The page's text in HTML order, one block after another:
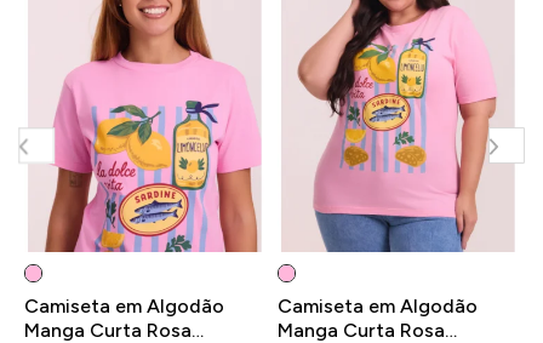
Camiseta em Algodão
Manga Curta Rosa
Camiseta em Algodão
Manga Curta Rosa